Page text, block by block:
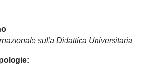
sulla Didattica Universitaria